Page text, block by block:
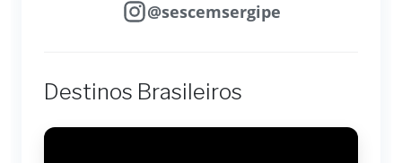
@sescemsergipe
Destinos Brasileiros